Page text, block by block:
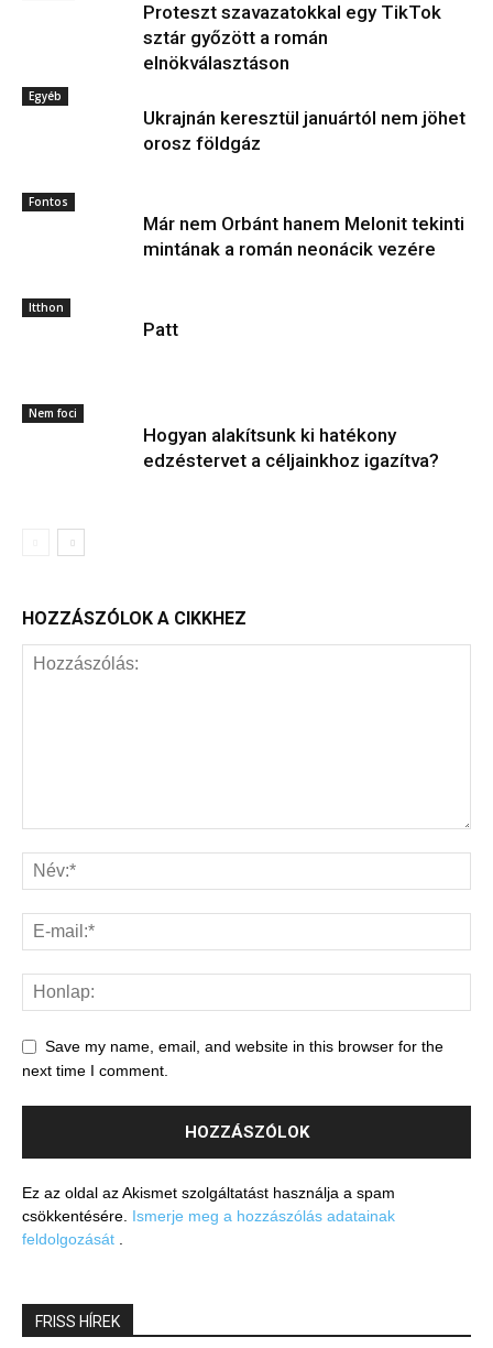
Proteszt szavazatokkal egy TikTok
sztár győzött a román
elnökválasztáson
Egyéb
Ukrajnán keresztül januártól nem jöhet
orosz földgáz
Fontos
Már nem Orbánt hanem Melonit tekinti
mintának a román neonácik vezére
Itthon
Patt
Nem foci
Hogyan alakítsunk ki hatékony
edzéstervet a céljainkhoz igazítva?
HOZZÁSZÓLOK A CIKKHEZ
Save my name, email, and website in this browser for the
next time I comment.
Ez az oldal az Akismet szolgáltatást használja a spam
csökkentésére. Ismerje meg a hozzászólás adatainak
feldolgozását
FRISS HÍREK